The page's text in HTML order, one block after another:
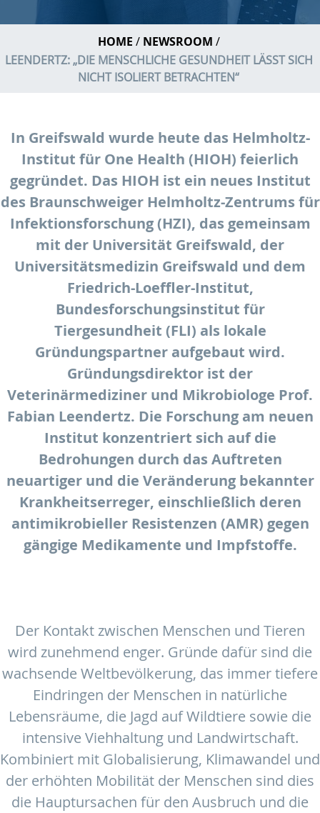
HOME
NEWSROOM
LEENDERTZ: „DIE MENSCHLICHE GESUNDHEIT LÄSST SICH
NICHT ISOLIERT BETRACHTEN“
In Greifswald wurde heute das Helmholtz-
Institut für One Health (HIOH) feierlich
gegründet. Das HIOH ist ein neues Institut
des Braunschweiger Helmholtz-Zentrums für
Infektionsforschung (HZI), das gemeinsam
mit der Universität Greifswald, der
Universitätsmedizin Greifswald und dem
Friedrich-Loeffler-Institut,
Bundesforschungsinstitut für
Tiergesundheit (FLI) als lokale
Gründungspartner aufgebaut wird.
Gründungsdirektor ist der
Veterinärmediziner und Mikrobiologe Prof.
Fabian Leendertz. Die Forschung am neuen
Institut konzentriert sich auf die
Bedrohungen durch das Auftreten
neuartiger und die Veränderung bekannter
Krankheitserreger, einschließlich deren
antimikrobieller Resistenzen (AMR) gegen
gängige Medikamente und Impfstoffe.
Der Kontakt zwischen Menschen und Tieren
wird zunehmend enger. Gründe dafür sind die
wachsende Weltbevölkerung, das immer tiefere
Eindringen der Menschen in natürliche
Lebensräume, die Jagd auf Wildtiere sowie die
intensive Viehhaltung und Landwirtschaft.
Kombiniert mit Globalisierung, Klimawandel und
der erhöhten Mobilität der Menschen sind dies
die Hauptursachen für den Ausbruch und die